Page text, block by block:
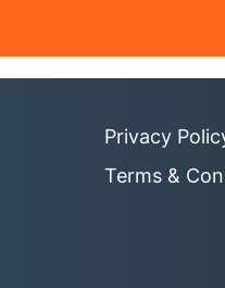
Privacy
Terms &